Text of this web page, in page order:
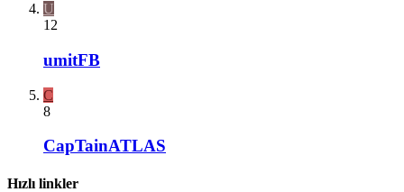
U
12
umitFB
C
8
CapTainATLAS
Hızlı linkler